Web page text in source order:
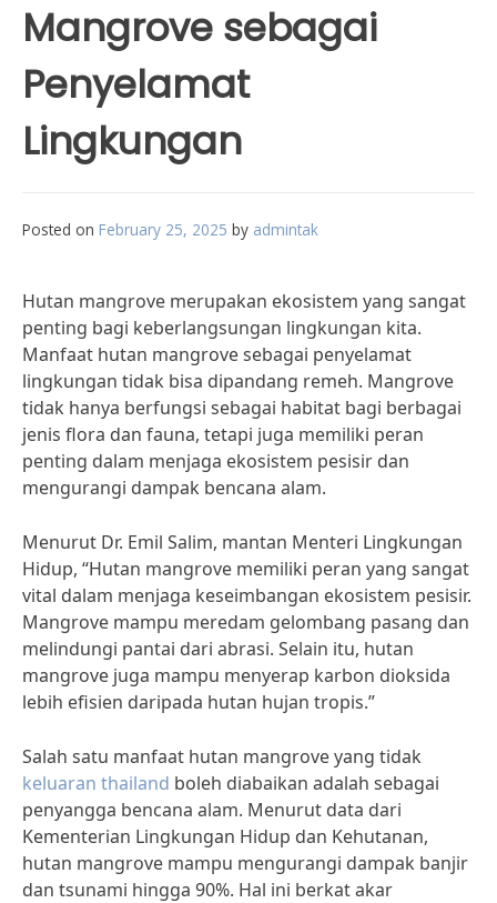
Mangrove sebagai
Penyelamat
Lingkungan
Posted on February 25, 2025 by admintak
Hutan mangrove merupakan ekosistem yang sangat
penting bagi keberlangsungan lingkungan kita.
Manfaat hutan mangrove sebagai penyelamat
lingkungan tidak bisa dipandang remeh. Mangrove
tidak hanya berfungsi sebagai habitat bagi berbagai
jenis flora dan fauna, tetapi juga memiliki peran
penting dalam menjaga ekosistem pesisir dan
mengurangi dampak bencana alam.
Menurut Dr. Emil Salim, mantan Menteri Lingkungan
Hidup, “Hutan mangrove memiliki peran yang sangat
vital dalam menjaga keseimbangan ekosistem pesisir.
Mangrove mampu meredam gelombang pasang dan
melindungi pantai dari abrasi. Selain itu, hutan
mangrove juga mampu menyerap karbon dioksida
lebih efisien daripada hutan hujan tropis.”
Salah satu manfaat hutan mangrove yang tidak
keluaran thailand boleh diabaikan adalah sebagai
penyangga bencana alam. Menurut data dari
Kementerian Lingkungan Hidup dan Kehutanan,
hutan mangrove mampu mengurangi dampak banjir
dan tsunami hingga 90%. Hal ini berkat akar